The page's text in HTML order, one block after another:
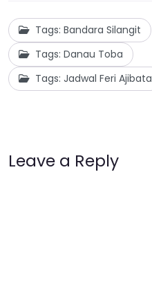
Tags: Bandara Silangit
Tags: Danau Toba
Tags: Jadwal Feri Ajibata
Leave a Reply